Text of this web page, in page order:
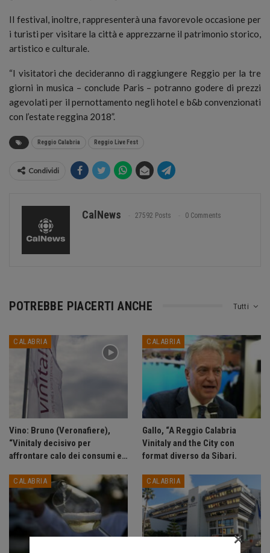
Il festival, inoltre, rappresenterà una favorevole occasione per
i turisti per visitare la città e apprezzarne il patrimonio storico,
artistico e culturale.
“I visitatori che decideranno di raggiungere Reggio per la tre
giorni in musica – conclude Paris – potranno godere di prezzi
agevolati per il pernottamento negli hotel e b&b convenzionati
con l’estate reggina 2018”.
Reggio Calabria Reggio Live Fest
Condividi
CalNews 27592 Posts 0 Comments
Tutti
POTREBBE PIACERTI ANCHE
CALABRIA
Vino: Bruno (Veronafiere),
“Vinitaly decisivo per
affrontare calo dei consumi e…
CALABRIA
Gallo, “A Reggio Calabria
Vinitaly and the City con
format diverso da Sibari.
CALABRIA CALABRIA
×